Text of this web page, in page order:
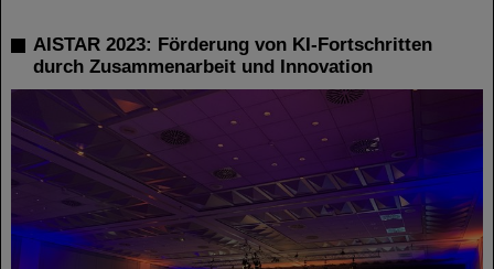
AISTAR 2023: Förderung von KI-Fortschritten
durch Zusammenarbeit und Innovation